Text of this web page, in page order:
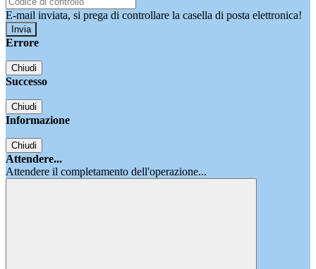
E-mail inviata, si prega di controllare la casella di posta elettronica!
Errore
Chiudi
Successo
Chiudi
Informazione
Chiudi
Attendere...
Attendere il completamento dell'operazione...